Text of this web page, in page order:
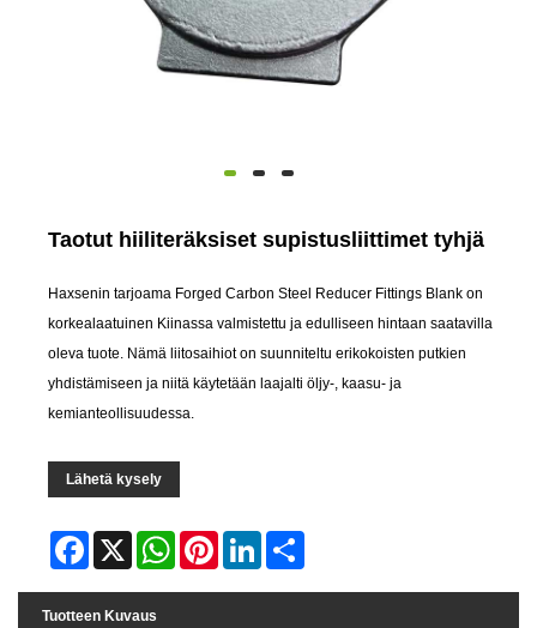
Taotut hiiliteräksiset supistusliittimet tyhjä
Haxsenin tarjoama Forged Carbon Steel Reducer Fittings Blank on
korkealaatuinen Kiinassa valmistettu ja edulliseen hintaan saatavilla
oleva tuote. Nämä liitosaihiot on suunniteltu erikokoisten putkien
yhdistämiseen ja niitä käytetään laajalti öljy-, kaasu- ja
kemianteollisuudessa.
Lähetä kysely
Facebook WhatsAppPinterestLinkedIn
Tuotteen Kuvaus